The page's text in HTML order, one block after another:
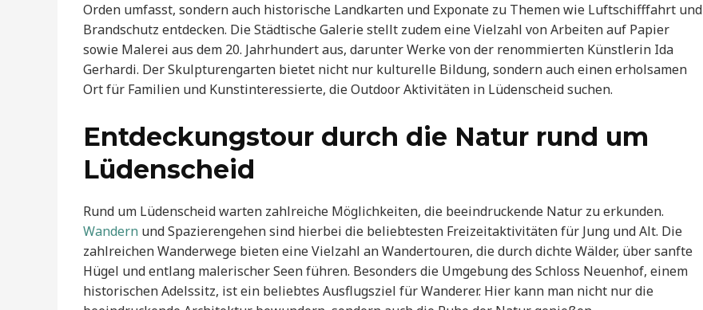
Orden umfasst, sondern auch historische Landkarten und Exponate zu Themen wie Luftschifffahrt und
Brandschutz entdecken. Die Städtische Galerie stellt zudem eine Vielzahl von Arbeiten auf Papier
sowie Malerei aus dem 20. Jahrhundert aus, darunter Werke von der renommierten Künstlerin Ida
Gerhardi. Der Skulpturengarten bietet nicht nur kulturelle Bildung, sondern auch einen erholsamen
Ort für Familien und Kunstinteressierte, die Outdoor Aktivitäten in Lüdenscheid suchen.
Entdeckungstour durch die Natur rund um
Lüdenscheid
Rund um Lüdenscheid warten zahlreiche Möglichkeiten, die beeindruckende Natur zu erkunden.
Wandern und Spazierengehen sind hierbei die beliebtesten Freizeitaktivitäten für Jung und Alt. Die
zahlreichen Wanderwege bieten eine Vielzahl an Wandertouren, die durch dichte Wälder, über sanfte
Hügel und entlang malerischer Seen führen. Besonders die Umgebung des Schloss Neuenhof, einem
historischen Adelssitz, ist ein beliebtes Ausflugsziel für Wanderer. Hier kann man nicht nur die